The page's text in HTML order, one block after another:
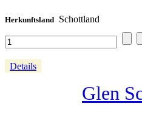
Herkunftsland Schottland
Details
Glen